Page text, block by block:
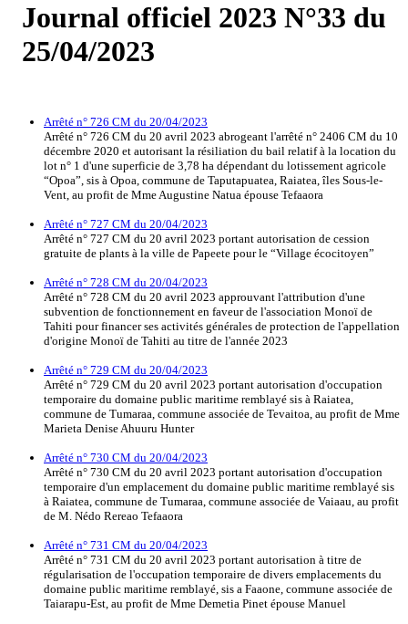
Journal officiel 2023 N°33 du
25/04/2023
Arrêté n° 726 CM du 20/04/2023
Arrêté n° 726 CM du 20 avril 2023 abrogeant l'arrêté n° 2406 CM du 10
décembre 2020 et autorisant la résiliation du bail relatif à la location du
lot n° 1 d'une superficie de 3,78 ha dépendant du lotissement agricole
“Opoa”, sis à Opoa, commune de Taputapuatea, Raiatea, îles Sous-le-
Vent, au profit de Mme Augustine Natua épouse Tefaaora
Arrêté n° 727 CM du 20/04/2023
Arrêté n° 727 CM du 20 avril 2023 portant autorisation de cession
gratuite de plants à la ville de Papeete pour le “Village écocitoyen”
Arrêté n° 728 CM du 20/04/2023
Arrêté n° 728 CM du 20 avril 2023 approuvant l'attribution d'une
subvention de fonctionnement en faveur de l'association Monoï de
Tahiti pour financer ses activités générales de protection de l'appellation
d'origine Monoï de Tahiti au titre de l'année 2023
Arrêté n° 729 CM du 20/04/2023
Arrêté n° 729 CM du 20 avril 2023 portant autorisation d'occupation
temporaire du domaine public maritime remblayé sis à Raiatea,
commune de Tumaraa, commune associée de Tevaitoa, au profit de Mme
Marieta Denise Ahuuru Hunter
Arrêté n° 730 CM du 20/04/2023
Arrêté n° 730 CM du 20 avril 2023 portant autorisation d'occupation
temporaire d'un emplacement du domaine public maritime remblayé sis
à Raiatea, commune de Tumaraa, commune associée de Vaiaau, au profit
de M. Nédo Rereao Tefaaora
Arrêté n° 731 CM du 20/04/2023
Arrêté n° 731 CM du 20 avril 2023 portant autorisation à titre de
régularisation de l'occupation temporaire de divers emplacements du
domaine public maritime remblayé, sis a Faaone, commune associée de
Taiarapu-Est, au profit de Mme Demetia Pinet épouse Manuel